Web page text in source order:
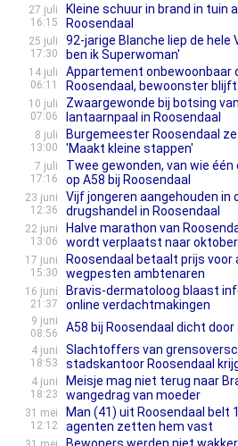
27 juli
16:15
Kleine schuur in brand in tuin
Roosendaal
25 juli
17:30
92-jarige Blanche liep de hele
ben ik Superwoman'
14 juli
06:11
Appartement onbewoonbaar
Roosendaal, bewoonster
10 juli
07:06
Zwaargewonde bij botsing
lantaarnpaal in Roosendaal
8 juli
13:00
Burgemeester Roosendaal
'Maakt kleine stappen'
7 juli
17:16
Twee gewonden, van wie
op A58 bij Roosendaal
23 juni
12:36
Vijf jongeren aangehouden in
drugshandel in Roosendaal
22 juni
13:06
Halve marathon van
wordt verplaatst naar oktober
17 juni
15:30
Roosendaal betaalt prijs
wegpesten ambtenaren
16 juni
21:37
Bravis-dermatoloog blaast
online verdachtmakingen
9 juni
08:56
A58 bij Roosendaal dicht
4 juni
18:53
Slachtoffers van
stadskantoor Roosendaal
4 juni
18:23
Meisje mag niet terug naar
wangedrag van moeder
31 mei
12:12
Man (41) uit Roosendaal belt
agenten zetten hem vast